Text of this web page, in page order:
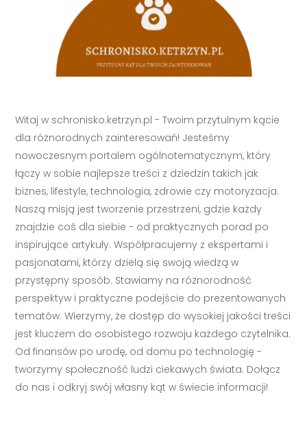
Witaj w schronisko.ketrzyn.pl - Twoim przytulnym kącie
dla różnorodnych zainteresowań! Jesteśmy
nowoczesnym portalem ogólnotematycznym, który
łączy w sobie najlepsze treści z dziedzin takich jak
biznes, lifestyle, technologia, zdrowie czy motoryzacja.
Naszą misją jest tworzenie przestrzeni, gdzie każdy
znajdzie coś dla siebie - od praktycznych porad po
inspirujące artykuły. Współpracujemy z ekspertami i
pasjonatami, którzy dzielą się swoją wiedzą w
przystępny sposób. Stawiamy na różnorodność
perspektyw i praktyczne podejście do prezentowanych
tematów. Wierzymy, że dostęp do wysokiej jakości treści
jest kluczem do osobistego rozwoju każdego czytelnika.
Od finansów po urodę, od domu po technologię -
tworzymy społeczność ludzi ciekawych świata. Dołącz
do nas i odkryj swój własny kąt w świecie informacji!